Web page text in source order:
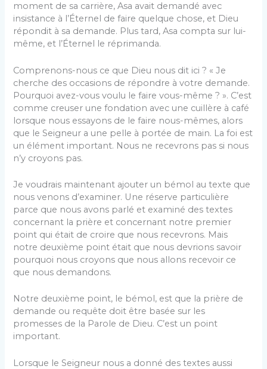
moment de sa carrière, Asa avait demandé avec
insistance à l’Éternel de faire quelque chose, et Dieu
répondit à sa demande. Plus tard, Asa compta sur lui-
même, et l’Éternel le réprimanda.
Comprenons-nous ce que Dieu nous dit ici ? « Je
cherche des occasions de répondre à votre demande.
Pourquoi avez-vous voulu le faire vous-même ? ». C’est
comme creuser une fondation avec une cuillère à café
lorsque nous essayons de le faire nous-mêmes, alors
que le Seigneur a une pelle à portée de main. La foi est
un élément important. Nous ne recevrons pas si nous
n’y croyons pas.
Je voudrais maintenant ajouter un bémol au texte que
nous venons d’examiner. Une réserve particulière
parce que nous avons parlé et examiné des textes
concernant la prière et concernant notre premier
point qui était de croire que nous recevrons. Mais
notre deuxième point était que nous devrions savoir
pourquoi nous croyons que nous allons recevoir ce
que nous demandons.
Notre deuxième point, le bémol, est que la prière de
demande ou requête doit être basée sur les
promesses de la Parole de Dieu. C’est un point
important.
Lorsque le Seigneur nous a donné des textes aussi